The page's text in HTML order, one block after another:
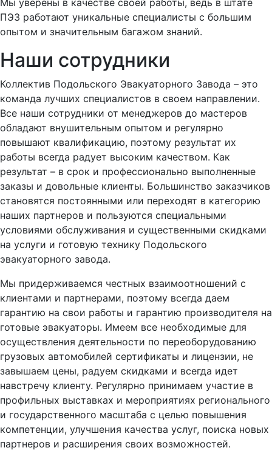
ПЭЗ работают уникальные специалисты с большим
опытом и значительным багажом знаний.
Наши сотрудники
Коллектив Подольского Эвакуаторного Завода – это
команда лучших специалистов в своем направлении.
Все наши сотрудники от менеджеров до мастеров
обладают внушительным опытом и регулярно
повышают квалификацию, поэтому результат их
работы всегда радует высоким качеством. Как
результат – в срок и профессионально выполненные
заказы и довольные клиенты. Большинство заказчиков
становятся постоянными или переходят в категорию
наших партнеров и пользуются специальными
условиями обслуживания и существенными скидками
на услуги и готовую технику Подольского
эвакуаторного завода.
Мы придерживаемся честных взаимоотношений с
клиентами и партнерами, поэтому всегда даем
гарантию на свои работы и гарантию производителя на
готовые эвакуаторы. Имеем все необходимые для
осуществления деятельности по переоборудованию
грузовых автомобилей сертификаты и лицензии, не
завышаем цены, радуем скидками и всегда идет
навстречу клиенту. Регулярно принимаем участие в
профильных выставках и мероприятиях регионального
и государственного масштаба с целью повышения
компетенции, улучшения качества услуг, поиска новых
партнеров и расширения своих возможностей.